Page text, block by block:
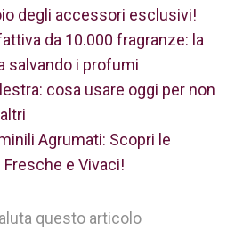
degli accessori esclusivi!
da 10.000 fragranze: la
salvando i profumi
cosa usare oggi per non
Agrumati: Scopri le
Fresche e Vivaci!
questo articolo